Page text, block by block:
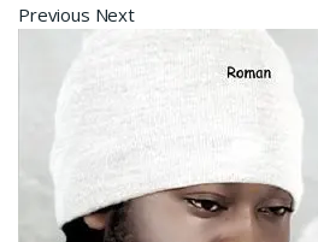
Previous Next